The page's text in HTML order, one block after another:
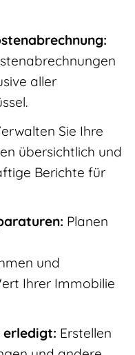
aller
Sie Ihre
übersichtlich und
Berichte für
Planen
und
Ihrer Immobilie
erledigt: Erstellen